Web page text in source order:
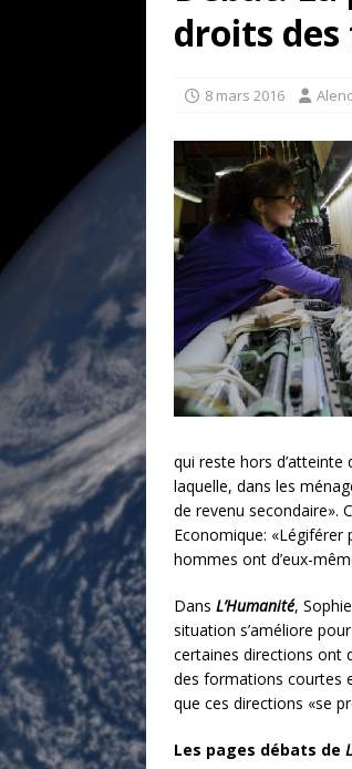
[ 17 juillet
goût… et
[ 17 juillet
* LA UNE
droits
8 mars 2016
qui reste hors d’atteinte
laquelle, dans les
de revenu secondaire».
Economique:
hommes ont d’eux-
Dans L’Humanité,
situation s’améliore
certaines directions ont
des formations courtes
que ces directions «se
Les pages débats de